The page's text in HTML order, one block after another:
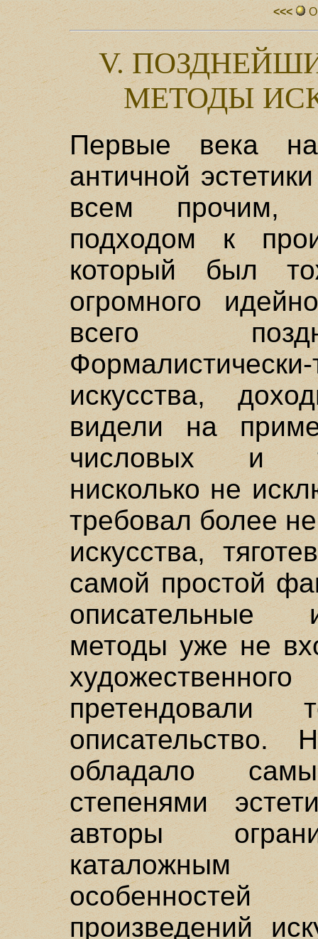
<<<
V.
МЕТОДЫ
Первые века
античной
всем прочим,
подходом к
который был
огромного
всего
искусства,
видели на
числовых и
нисколько не
требовал более
искусства,
самой простой
описательные
методы уже не
претендовали
описательство.
обладало
степенями
авторы
произведений